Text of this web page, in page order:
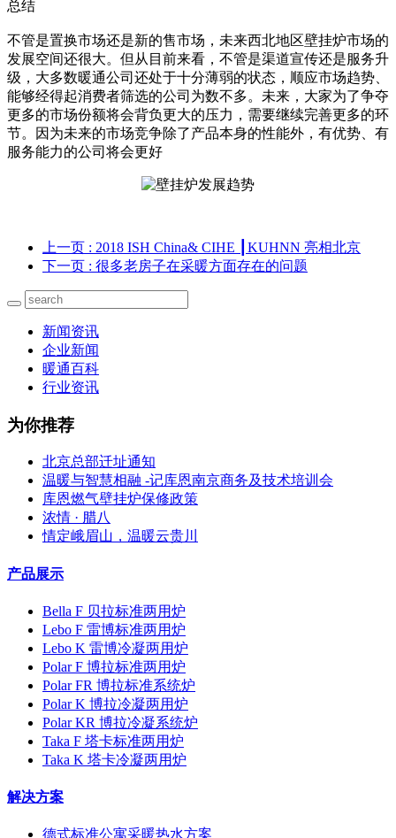
总结
不管是置换市场还是新的售市场，未来西北地区壁挂炉市场的
发展空间还很大。但从目前来看，不管是渠道宣传还是服务升
级，大多数暖通公司还处于十分薄弱的状态，顺应市场趋势、
能够经得起消费者筛选的公司为数不多。未来，大家为了争夺
更多的市场份额将会背负更大的压力，需要继续完善更多的环
节。因为未来的市场竞争除了产品本身的性能外，有优势、有
服务能力的公司将会更好
上一页 : 2018 ISH China& CIHE ┃KUHNN 亮相北京
下一页 : 很多老房子在采暖方面存在的问题
新闻资讯
企业新闻
暖通百科
行业资讯
为你推荐
北京总部迁址通知
温暖与智慧相融 -记库恩南京商务及技术培训会
库恩燃气壁挂炉保修政策
浓情 · 腊八
情定峨眉山，温暖云贵川
产品展示
Bella F 贝拉标准两用炉
Lebo F 雷博标准两用炉
Lebo K 雷博冷凝两用炉
Polar F 博拉标准两用炉
Polar FR 博拉标准系统炉
Polar K 博拉冷凝两用炉
Polar KR 博拉冷凝系统炉
Taka F 塔卡标准两用炉
Taka K 塔卡冷凝两用炉
解决方案
德式标准公寓采暖热水方案